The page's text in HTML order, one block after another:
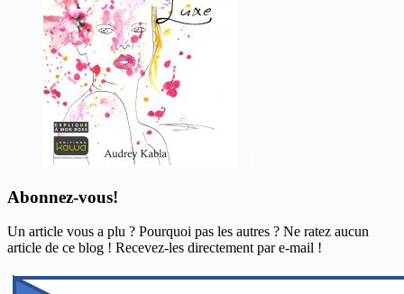
Abonnez-vous!
Un article vous a plu ? Pourquoi pas les autres ? Ne ratez aucun
article de ce blog ! Recevez-les directement par e-mail !